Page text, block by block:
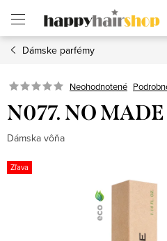
obsah
Dámske parfémy
Neohodnotené
N077. NO MADE
Dámska vôňa
Zľava